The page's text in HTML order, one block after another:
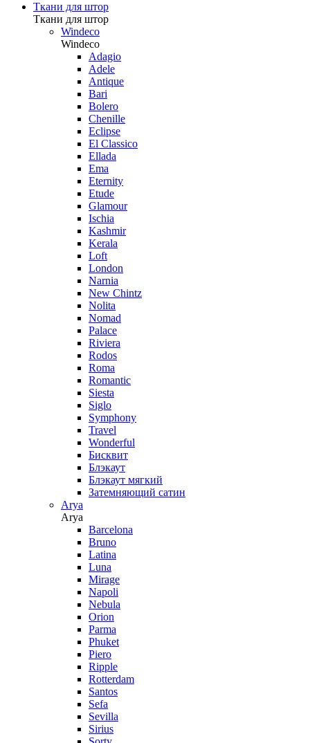
Ткани для штор
Ткани для штор
Windeco
Windeco
Adagio
Adele
Antique
Bari
Bolero
Chenille
Eclipse
El Classico
Ellada
Ema
Eternity
Etude
Glamour
Ischia
Kashmir
Kerala
Loft
London
Narnia
New Chintz
Nolita
Nomad
Palace
Riviera
Rodos
Roma
Romantic
Siesta
Siglo
Symphony
Travel
Wonderful
Бисквит
Блэкаут
Блэкаут мягкий
Затемняющий сатин
Arya
Arya
Barcelona
Bruno
Latina
Luna
Mirage
Napoli
Nebula
Orion
Parma
Phuket
Piero
Ripple
Rotterdam
Santos
Sefa
Sevilla
Sirius